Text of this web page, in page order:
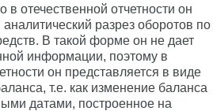
в отечественной отчетности он
разрез оборотов по
В такой форме он не дает
информации, поэтому в
он представляется в виде
т.е. как изменение баланса
датами, построенное на